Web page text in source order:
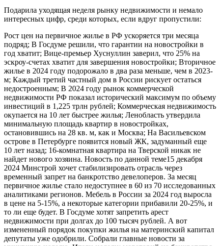
Подарила уходящая неделя рынку недвижимости и немало
интересных цифр, среди которых, если вдруг пропустили:
Рост цен на первичное жилье в РФ ускоряется три месяца
подряд; В Госдуме решили, что гарантии на новостройки в
год хватит; Вице-премьер Хуснуллин заверил, что 25% на
эскроу-счетах хватит для завершения новостройки; Вторичное
жилье в 2024 году подорожало в два раза меньше, чем в 2023-
м; Каждый третий частный дом в России рискует остаться
недостроенным; В 2024 году рынок коммерческой
недвижимости РФ показал исторический максимум по объему
инвестиций в 1,225 трлн рублей; Коммерческая недвижимость
окупается на 10 лет быстрее жилья; Ленобласть утвердила
минимальную площадь квартир в новостройках,
остановившись на 28 кв. м, как и Москва; На Васильевском
острове в Петербурге появится новый ЖК, задуманный еще
10 лет назад; 16-комнатная квартира на Тверской никак не
найдет нового хозяина. Новость по данной теме15 декабря
2024 Минстрой хочет стабилизировать отрасль через
временный запрет на банкротство девелоперов. За месяц
первичное жилье стало недоступнее в 60 из 70 исследованных
аналитиками регионов. Мебель в России за 2024 год выросла
в цене на 5-15%, а некоторые категории прибавили 20-25%, и
то ли еще будет. В Госдуме хотят запретить арест
недвижимости при долгах до 100 тысяч рублей. А вот
измененный порядок покупки жилья на материнский капитал
депутаты уже одобрили. Собрали главные новости за